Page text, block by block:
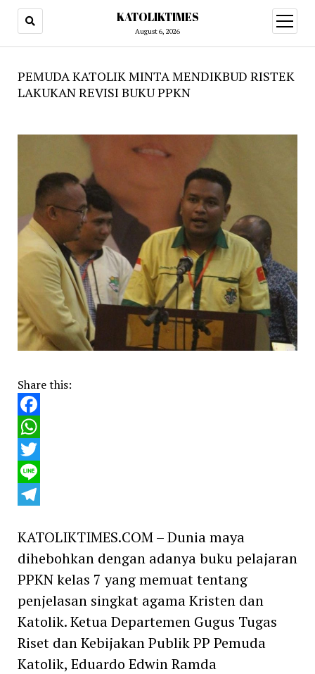
KATOLIKTIMES
August 6, 2026
open
menu
PEMUDA KATOLIK MINTA MENDIKBUD RISTEK
LAKUKAN REVISI BUKU PPKN
Share this:
Facebook
WhatsApp
Twitter
Line
KATOLIKTIMES.COM – Dunia maya
dihebohkan dengan adanya buku pelajaran
PPKN kelas 7 yang memuat tentang
penjelasan singkat agama Kristen dan
Katolik. Ketua Departemen Gugus Tugas
Riset dan Kebijakan Publik PP Pemuda
Katolik, Eduardo Edwin Ramda